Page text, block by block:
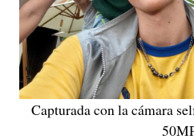
Capturada con la cámara